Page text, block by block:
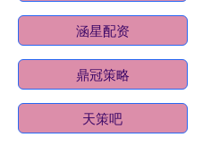
涵星配资
鼎冠策略
天策吧